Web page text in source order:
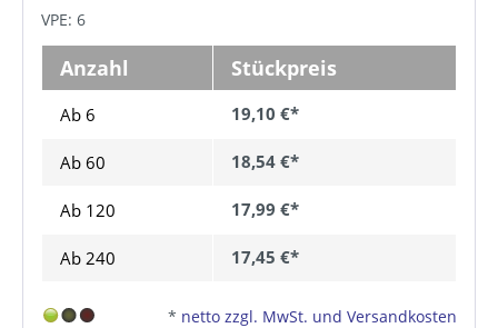
VPE: 6
Anzahl Stückpreis
Ab 6 19,10 €*
Ab 60 18,54 €*
Ab 120 17,99 €*
Ab 240 17,45 €*
* netto zzgl. MwSt. und Versandkosten